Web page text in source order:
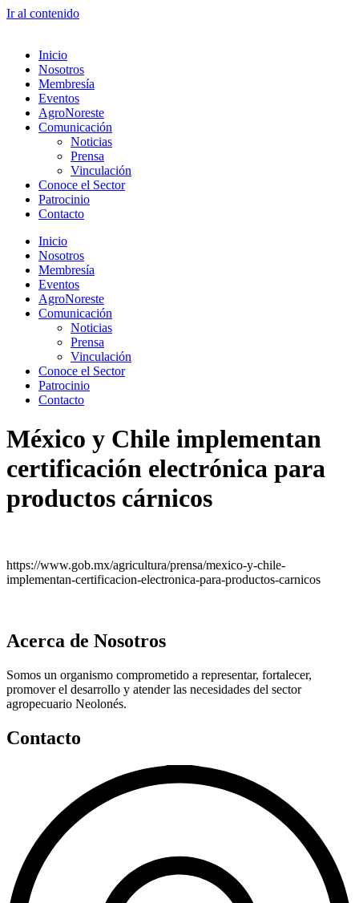
Ir al contenido
Inicio
Nosotros
Membresía
Eventos
AgroNoreste
Comunicación
Noticias
Prensa
Vinculación
Conoce el Sector
Patrocinio
Contacto
Inicio
Nosotros
Membresía
Eventos
AgroNoreste
Comunicación
Noticias
Prensa
Vinculación
Conoce el Sector
Patrocinio
Contacto
México y Chile implementan
certificación electrónica para
productos cárnicos
https://www.gob.mx/agricultura/prensa/mexico-y-chile-
implementan-certificacion-electronica-para-productos-carnicos
Acerca de Nosotros
Somos un organismo comprometido a representar, fortalecer,
promover el desarrollo y atender las necesidades del sector
agropecuario Neolonés.
Contacto